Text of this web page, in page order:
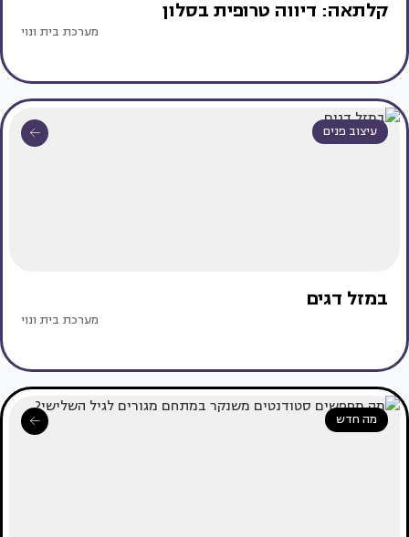
קלתאה: דיווה טרופית בסלון
מערכת בית ונוי
עיצוב פנים
במזל דגים
מערכת בית ונוי
מה חדש